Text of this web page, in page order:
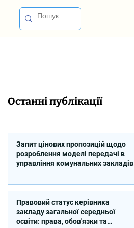
Останні публікації
Запит цінових пропозицій щодо
розроблення моделі передачі в
управління комунальних закладів
Правовий статус керівника
закладу загальної середньої
освіти: права, обов'язки та